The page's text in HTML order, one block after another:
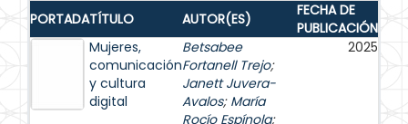
PORTADATÍTULO AUTOR(ES)
FECHA DE
PUBLICACIÓN
Mujeres,
comunicación
y cultura
digital
Betsabee
Fortanell Trejo;
Janett Juvera-
Avalos; María
Rocío Espínola;
2025